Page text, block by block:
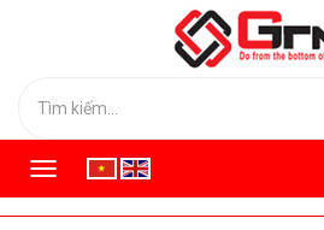
T
o
g